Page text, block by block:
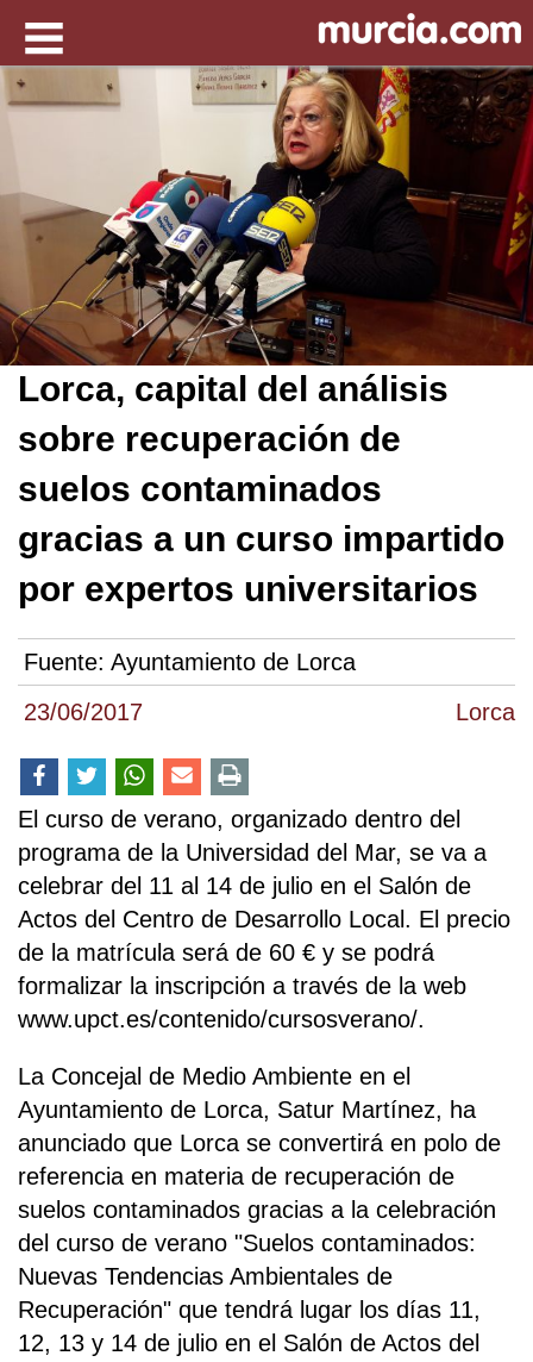
23/06/2017 Lorca
Lorca, capital del análisis
sobre recuperación de
suelos contaminados
gracias a un curso impartido
por expertos universitarios
Fuente: Ayuntamiento de Lorca
El curso de verano, organizado dentro del
programa de la Universidad del Mar, se va a
celebrar del 11 al 14 de julio en el Salón de
Actos del Centro de Desarrollo Local. El precio
de la matrícula será de 60 € y se podrá
formalizar la inscripción a través de la web
www.upct.es/contenido/cursosverano/.
La Concejal de Medio Ambiente en el
Ayuntamiento de Lorca, Satur Martínez, ha
anunciado que Lorca se convertirá en polo de
referencia en materia de recuperación de
suelos contaminados gracias a la celebración
del curso de verano "Suelos contaminados:
Nuevas Tendencias Ambientales de
Recuperación" que tendrá lugar los días 11,
12, 13 y 14 de julio en el Salón de Actos del